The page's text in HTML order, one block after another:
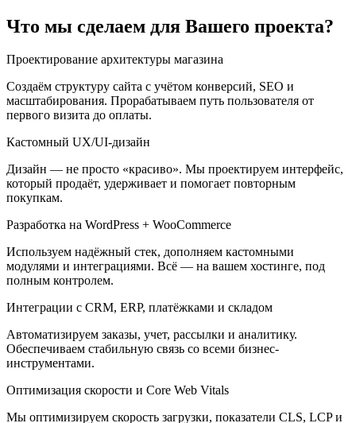
Что мы сделаем для Вашего проекта?
Проектирование архитектуры магазина
Создаём структуру сайта с учётом конверсий, SEO и
масштабирования. Прорабатываем путь пользователя от
первого визита до оплаты.
Кастомный UX/UI-дизайн
Дизайн — не просто «красиво». Мы проектируем интерфейс,
который продаёт, удерживает и помогает повторным
покупкам.
Разработка на WordPress + WooCommerce
Используем надёжный стек, дополняем кастомными
модулями и интеграциями. Всё — на вашем хостинге, под
полным контролем.
Интеграции с CRM, ERP, платёжками и складом
Автоматизируем заказы, учет, рассылки и аналитику.
Обеспечиваем стабильную связь со всеми бизнес-
инструментами.
Оптимизация скорости и Core Web Vitals
Мы оптимизируем скорость загрузки, показатели CLS, LCP и